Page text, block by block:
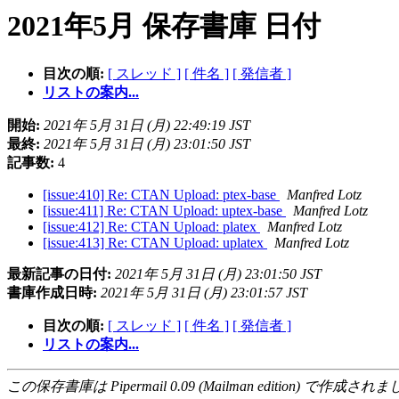
2021年5月 保存書庫 日付
目次の順: [ スレッド ] [ 件名 ] [ 発信者 ]
リストの案内...
開始: 2021年 5月 31日 (月) 22:49:19 JST
最終: 2021年 5月 31日 (月) 23:01:50 JST
記事数: 4
[issue:410] Re: CTAN Upload: ptex-base
Manfred Lotz
[issue:411] Re: CTAN Upload: uptex-base
Manfred Lotz
[issue:412] Re: CTAN Upload: platex
Manfred Lotz
[issue:413] Re: CTAN Upload: uplatex
Manfred Lotz
最新記事の日付: 2021年 5月 31日 (月) 23:01:50 JST
書庫作成日時: 2021年 5月 31日 (月) 23:01:57 JST
目次の順: [ スレッド ] [ 件名 ] [ 発信者 ]
リストの案内...
この保存書庫は Pipermail 0.09 (Mailman edition) で作成されま